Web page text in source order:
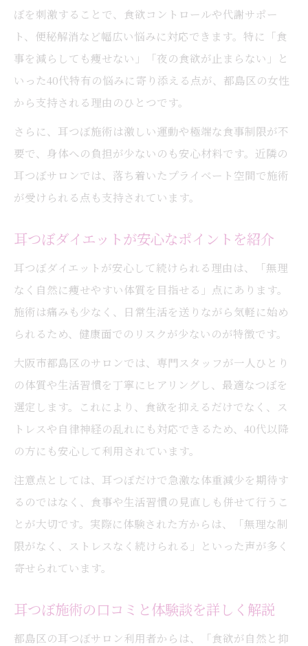
ぼを刺激することで、食欲コントロールや代謝サポー
ト、便秘解消など幅広い悩みに対応できます。特に「食
事を減らしても痩せない」「夜の食欲が止まらない」と
いった40代特有の悩みに寄り添える点が、都島区の女性
から支持される理由のひとつです。
さらに、耳つぼ施術は激しい運動や極端な食事制限が不
要で、身体への負担が少ないのも安心材料です。近隣の
耳つぼサロンでは、落ち着いたプライベート空間で施術
が受けられる点も支持されています。
耳つぼダイエットが安心なポイントを紹介
耳つぼダイエットが安心して続けられる理由は、「無理
なく自然に痩せやすい体質を目指せる」点にあります。
施術は痛みも少なく、日常生活を送りながら気軽に始め
られるため、健康面でのリスクが少ないのが特徴です。
大阪市都島区のサロンでは、専門スタッフが一人ひとり
の体質や生活習慣を丁寧にヒアリングし、最適なつぼを
選定します。これにより、食欲を抑えるだけでなく、ス
トレスや自律神経の乱れにも対応できるため、40代以降
の方にも安心して利用されています。
注意点としては、耳つぼだけで急激な体重減少を期待す
るのではなく、食事や生活習慣の見直しも併せて行うこ
とが大切です。実際に体験された方からは、「無理な制
限がなく、ストレスなく続けられる」といった声が多く
寄せられています。
耳つぼ施術の口コミと体験談を詳しく解説
都島区の耳つぼサロン利用者からは、「食欲が自然と抑